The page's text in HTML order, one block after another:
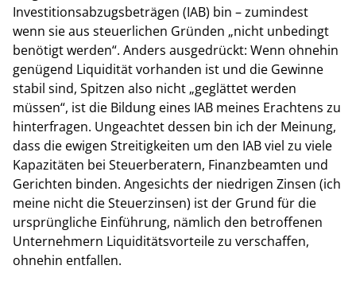
Investitionsabzugsbeträgen (IAB) bin – zumindest
wenn sie aus steuerlichen Gründen „nicht unbedingt
benötigt werden“. Anders ausgedrückt: Wenn ohnehin
genügend Liquidität vorhanden ist und die Gewinne
stabil sind, Spitzen also nicht „geglättet werden
müssen“, ist die Bildung eines IAB meines Erachtens zu
hinterfragen. Ungeachtet dessen bin ich der Meinung,
dass die ewigen Streitigkeiten um den IAB viel zu viele
Kapazitäten bei Steuerberatern, Finanzbeamten und
Gerichten binden. Angesichts der niedrigen Zinsen (ich
meine nicht die Steuerzinsen) ist der Grund für die
ursprüngliche Einführung, nämlich den betroffenen
Unternehmern Liquiditätsvorteile zu verschaffen,
ohnehin entfallen.